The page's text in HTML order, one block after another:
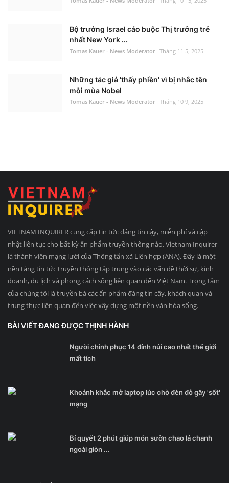
Bộ trưởng Israel cáo buộc Thị trưởng trẻ
nhất New York ...
Tomas Kauer - News Moderator Tháng 11 5, 2025
Những tác giả 'thấy phiền' vì bị nhắc tên
mỗi mùa Nobel
Tomas Kauer - News Moderator Tháng 10 9, 2025
VIETNAM INQUIRER cung cấp tin tức đáng tin cậy, miễn phí và cập
nhật liên tục cho bất kỳ ấn phẩm truyền thông nào. Vietnam Inquirer
là thành viên mạng lưới của Thông tấn xã Liên hợp (ANA). Đây là một
nền tảng tin tức truyền thông tập trung vào các vấn đề thời sự, kinh
doanh, du lịch và phong cách sống liên quan đến Việt Nam. Trọng tâm
của chúng tôi là truyền bá các ấn phẩm đáng tin cậy, khách quan và
trung thực liên quan đến việc xây dựng một nền văn hóa sống.
BÀI VIẾT ĐANG ĐƯỢC THỊNH HÀNH
Người chinh phục 14 đỉnh núi cao nhất thế giới
mất tích
Khoảnh khắc mở laptop lúc chờ đèn đỏ gây 'sốt'
mạng
Bí quyết 2 phút giúp món sườn chao lá chanh
ngoài giòn ...